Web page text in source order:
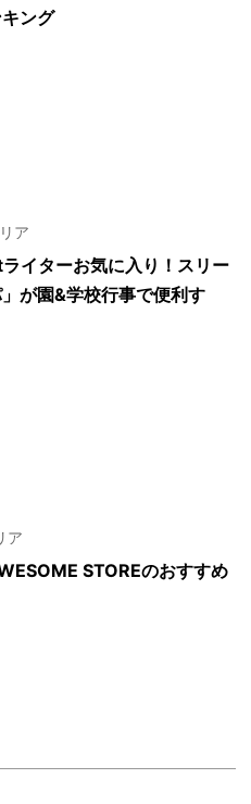
ング
ア
イターお気に入り！スリー
が園&学校行事で便利す
ア
STOREのおすすめ